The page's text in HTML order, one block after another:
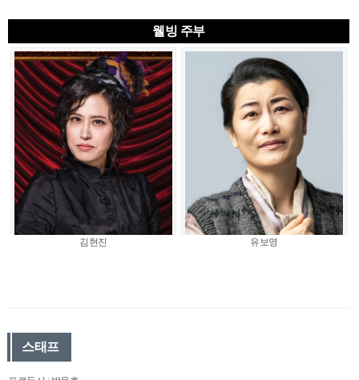
웰빙 주부
김현진 유보영
스태프